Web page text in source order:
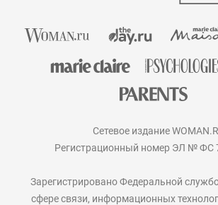
Сетевое издание
Регистрационный номер ЭЛ № ФС
Зарегистрировано Федеральной
сфере связи, информационных